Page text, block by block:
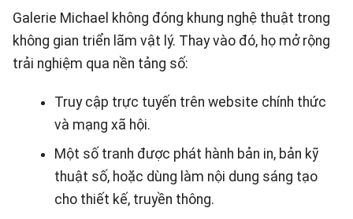
Galerie Michael không đóng khung nghệ thuật trong
không gian triển lãm vật lý. Thay vào đó, họ mở rộng
trải nghiệm qua nền tảng số:
Truy cập trực tuyến trên website chính thức
và mạng xã hội.
Một số tranh được phát hành bản in, bản kỹ
thuật số, hoặc dùng làm nội dung sáng tạo
cho thiết kế, truyền thông.